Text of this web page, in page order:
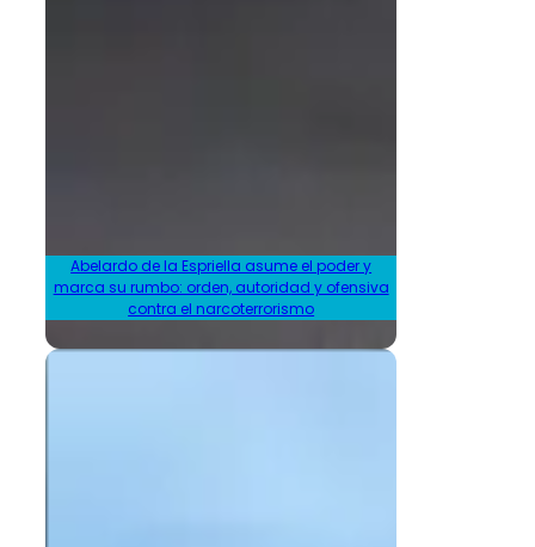
Abelardo de la Espriella asume el poder y
marca su rumbo: orden, autoridad y ofensiva
contra el narcoterrorismo